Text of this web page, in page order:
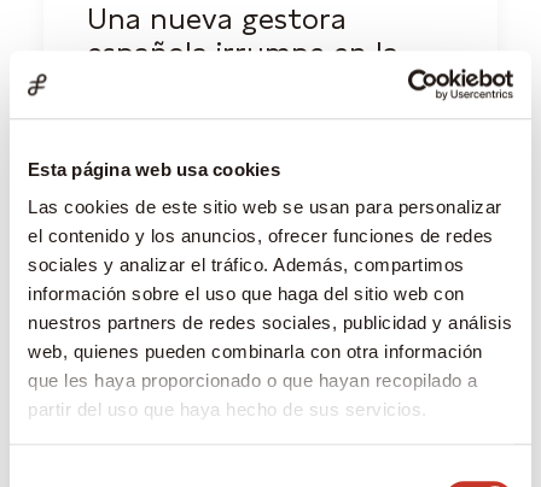
Esta página web usa cookies
Las cookies de este sitio web se usan para personalizar
el contenido y los anuncios, ofrecer funciones de redes
sociales y analizar el tráfico. Además, compartimos
información sobre el uso que haga del sitio web con
nuestros partners de redes sociales, publicidad y análisis
web, quienes pueden combinarla con otra información
que les haya proporcionado o que hayan recopilado a
partir del uso que haya hecho de sus servicios.
Una nueva gestora
española irrumpe en la
élite con el rating AAA de
Citywire
by Cristina Solinís Lachambre
Buscar